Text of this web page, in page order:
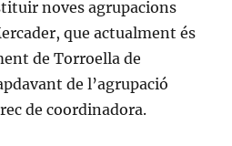
noves agrupacions
que actualment és
de Torroella de
de l’agrupació
de coordinadora.